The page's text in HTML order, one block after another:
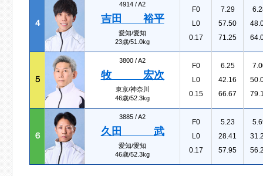
４
4914 /A2
吉田 裕平
愛知/愛知
23歳/51.0kg
F0
L0
0.17
7.29
57.50
71.25
５
3800 /A2
牧 宏次
東京/神奈川
46歳/52.3kg
F0
L0
0.15
6.25
42.16
66.67
６
3885 /A2
久田 武
愛知/愛知
46歳/52.3kg
F0
L0
0.17
5.23
28.41
57.95